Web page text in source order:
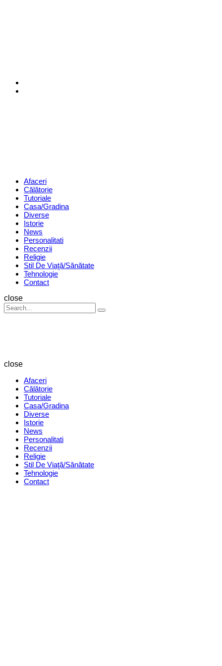
Menu Afaceri
Călătorie
Tutoriale
Casa/Gradina
Diverse
Istorie
News
Personalitati
Recenzii
Religie
Stil De Viaţă/Sănătate
Tehnologie
Contact
Search
close
Search
for:
Search
close
Afaceri
Călătorie
Tutoriale
Casa/Gradina
Diverse
Istorie
News
Personalitati
Recenzii
Religie
Stil De Viaţă/Sănătate
Tehnologie
Contact